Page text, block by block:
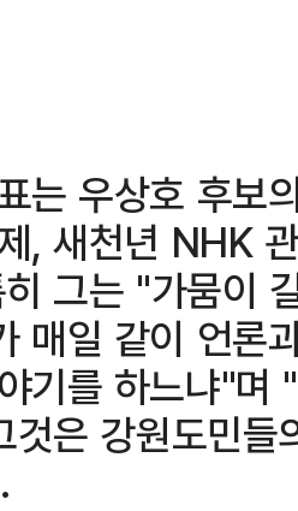
는 우상호 후보
, 새천년 NHK
그는 "가뭄이
매일 같이 언론
기를 하느냐"며
것은 강원도민